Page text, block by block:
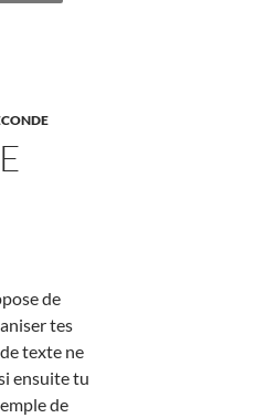
de
tes
texte ne
ensuite tu
de